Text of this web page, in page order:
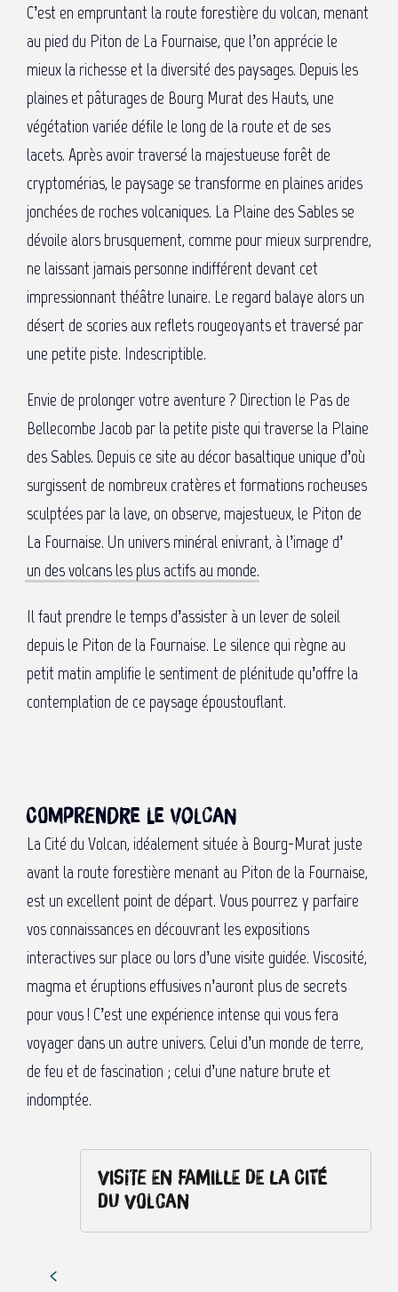
C’est en empruntant la route forestière du volcan, menant
au pied du Piton de La Fournaise, que l’on apprécie le
mieux la richesse et la diversité des paysages. Depuis les
plaines et pâturages de Bourg Murat des Hauts, une
végétation variée défile le long de la route et de ses
lacets. Après avoir traversé la majestueuse forêt de
cryptomérias, le paysage se transforme en plaines arides
jonchées de roches volcaniques. La Plaine des Sables se
dévoile alors brusquement, comme pour mieux surprendre,
ne laissant jamais personne indifférent devant cet
impressionnant théâtre lunaire. Le regard balaye alors un
désert de scories aux reflets rougeoyants et traversé par
une petite piste. Indescriptible.
Envie de prolonger votre aventure ? Direction le Pas de
Bellecombe Jacob par la petite piste qui traverse la Plaine
des Sables. Depuis ce site au décor basaltique unique d’où
surgissent de nombreux cratères et formations rocheuses
sculptées par la lave, on observe, majestueux, le Piton de
La Fournaise. Un univers minéral enivrant, à l’image d’
un des volcans les plus actifs au monde.
Il faut prendre le temps d’assister à un lever de soleil
depuis le Piton de la Fournaise. Le silence qui règne au
petit matin amplifie le sentiment de plénitude qu’offre la
contemplation de ce paysage époustouflant.
Comprendre le volcan
La Cité du Volcan, idéalement située à Bourg-Murat juste
avant la route forestière menant au Piton de la Fournaise,
est un excellent point de départ. Vous pourrez y parfaire
vos connaissances en découvrant les expositions
interactives sur place ou lors d’une visite guidée. Viscosité,
magma et éruptions effusives n’auront plus de secrets
pour vous ! C’est une expérience intense qui vous fera
voyager dans un autre univers. Celui d’un monde de terre,
de feu et de fascination ; celui d’une nature brute et
indomptée.
Visite en famille de la Cité
du Volcan